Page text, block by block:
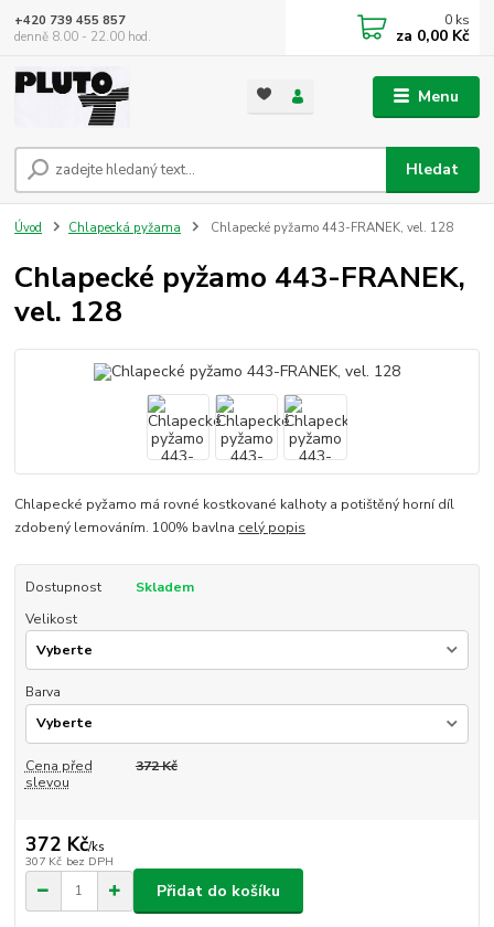
Menu
Hledat
+420 739 455 857
denně 8.00 - 22.00 hod.
0 ks
za 0,00 Kč
Úvod Chlapecká pyžama Chlapecké pyžamo 443-FRANEK, vel. 128
Chlapecké pyžamo 443-FRANEK,
vel. 128
Chlapecké pyžamo má rovné kostkované kalhoty a potištěný horní díl
zdobený lemováním. 100% bavlna celý popis
Dostupnost
Skladem
Velikost
Barva
Cena před
slevou
372 Kč
372 Kč/ks
307 Kč bez DPH
Přidat do košíku